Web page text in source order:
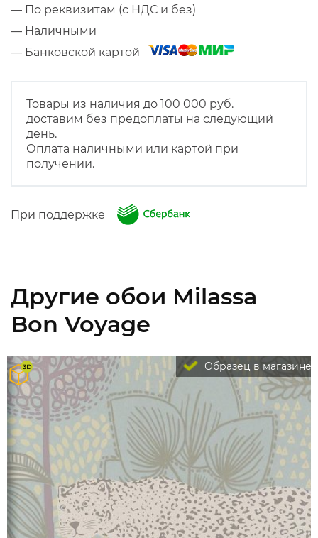
— По реквизитам (с НДС и без)
— Наличными
— Банковской картой
Товары из наличия до 100 000 руб.
доставим без предоплаты на следующий
день.
Оплата наличными или картой при
получении.
При поддержке
Другие обои Milassa
Bon Voyage
Образец в магазине